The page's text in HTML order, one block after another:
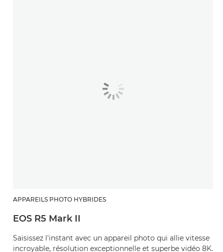
APPAREILS PHOTO HYBRIDES
EOS R5 Mark II
Saisissez l'instant avec un appareil photo qui allie vitesse
incroyable, résolution exceptionnelle et superbe vidéo 8K.